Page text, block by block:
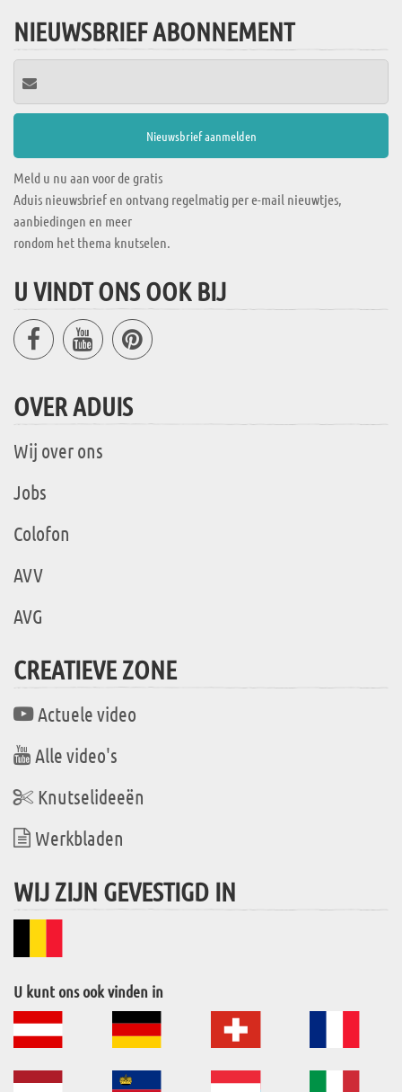
NIEUWSBRIEF ABONNEMENT
Meld u nu aan voor de gratis
Aduis nieuwsbrief en ontvang regelmatig per e-mail nieuwtjes,
aanbiedingen en meer
rondom het thema knutselen.
U VINDT ONS OOK BIJ
OVER ADUIS
Wij over ons
Jobs
Colofon
AVV
AVG
CREATIEVE ZONE
Actuele video
Alle video's
Knutselideeën
Werkbladen
WIJ ZIJN GEVESTIGD IN
U kunt ons ook vinden in